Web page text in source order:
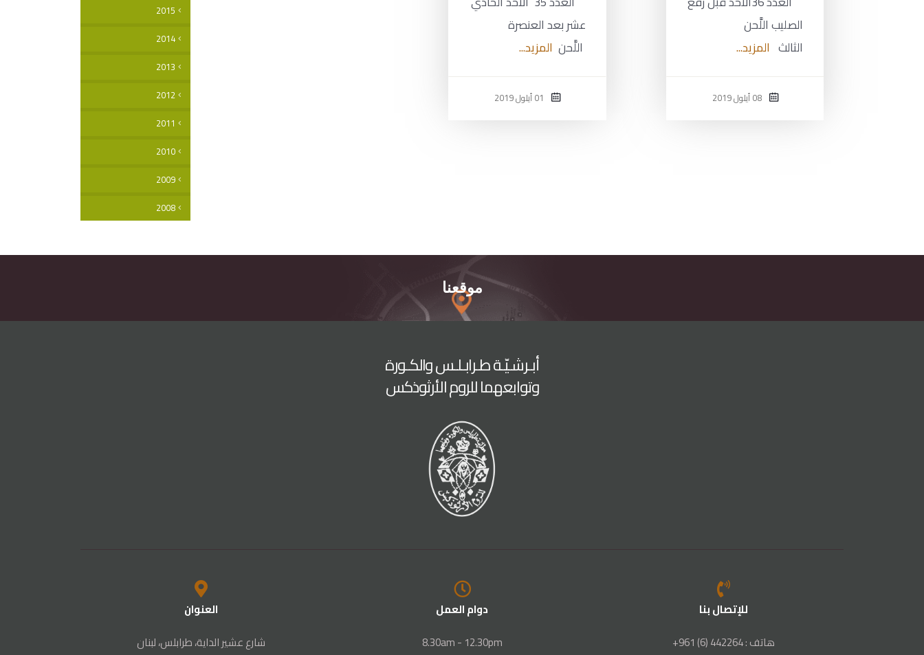
الصليب اللَّحن
الثالث المزيد...
08 أيلول 2019
عشر بعد العنصرة
اللَّحن المزيد...
2015
2014
2013
2012
2011
2010
2009
2008
موقعنا
أبـرشـيّـة طـرابـلـس والكـورة
وتوابعهما للروم الأرثوذكس
للإتصال بنا
هاتف : 442264 (6) 961+
دوام العمل
8.30am - 12.30pm
العنوان
شارع عشير الداية، طرابلس، لبنان